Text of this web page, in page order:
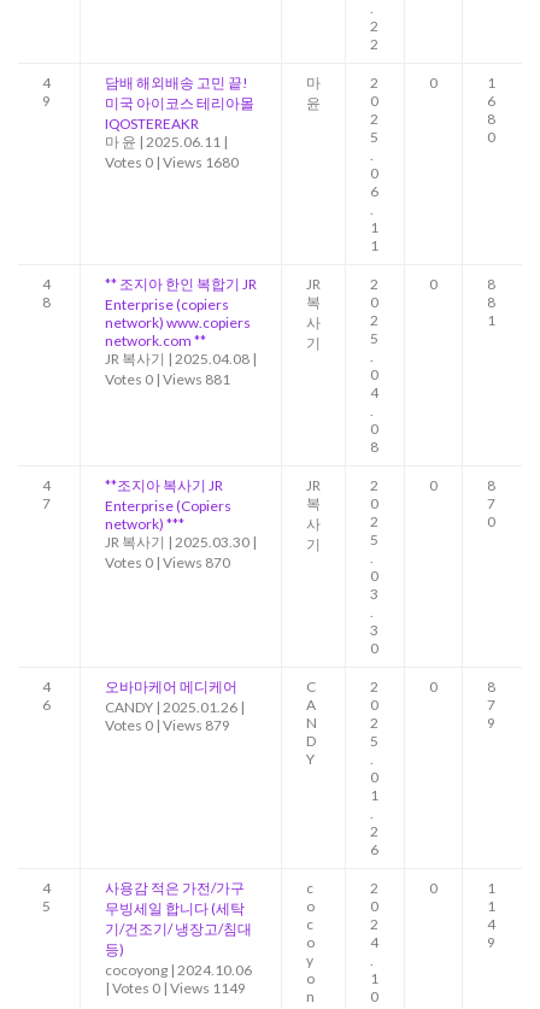
2
2
4
9
담배 해외배송 고민 끝!
미국 아이코스 테리아몰
IQOSTEREAKR
마 윤 | 2025.06.11 |
Votes 0 | Views 1680
마
윤
2
0
2
5
0
6
1
1
0
1
6
8
0
4
8
** 조지아 한인 복합기 JR
Enterprise (copiers
network) www.copiers
network.com **
JR 복사기 | 2025.04.08 |
Votes 0 | Views 881
JR
복
사
기
2
0
2
5
0
4
0
8
0
8
8
1
4
7
**조지아 복사기 JR
Enterprise (Copiers
network) ***
JR 복사기 | 2025.03.30 |
Votes 0 | Views 870
JR
복
사
기
2
0
2
5
0
3
3
0
0
8
7
0
4
6
오바마케어 메디케어
CANDY | 2025.01.26 |
Votes 0 | Views 879
C
A
N
D
Y
2
0
2
5
0
1
2
6
0
8
7
9
4
5
사용감 적은 가전/가구
무빙세일 합니다 (세탁
기/건조기/ 냉장고/침대
등)
cocoyong | 2024.10.06
| Votes 0 | Views 1149
c
o
c
o
y
o
n
2
0
2
4
1
0
0
1
1
4
9